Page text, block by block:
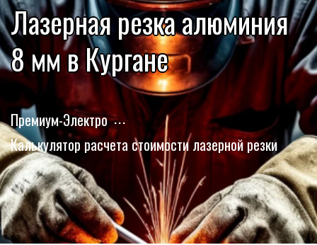
Лазерная резка алюминия
8 мм в Кургане
Премиум-Электро
Калькулятор расчета стоимости лазерной резки